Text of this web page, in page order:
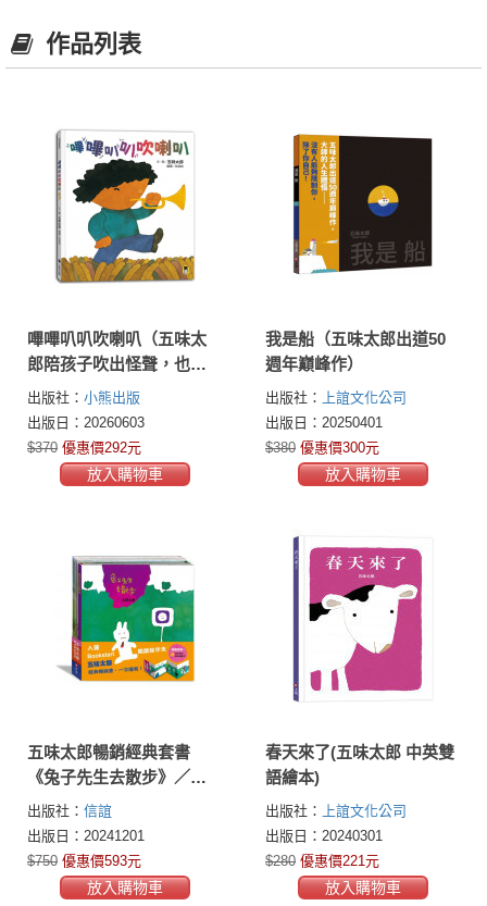
作品列表
嗶嗶叭叭吹喇叭（五味太
郎陪孩子吹出怪聲，也吹
出笑聲）
出版社： 小熊出版
出版日：20260603
$370 優惠價292元
放入購物車
我是船（五味太郎出道50
週年巔峰作）
出版社：
上誼文化公司
出版日：20250401
$380 優惠價300元
放入購物車
五味太郎暢銷經典套書
《兔子先生去散步》／
《小雞逃跑記》／《小金
魚逃走了》
出版社： 信誼
出版日：20241201
$750 優惠價593元
放入購物車
春天來了(五味太郎 中英雙
語繪本)
出版社：
上誼文化公司
出版日：20240301
$280 優惠價221元
放入購物車